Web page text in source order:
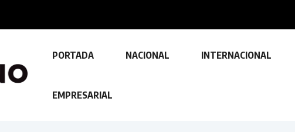
PORTADA NACIONAL INTERNACIONAL
EMPRESARIAL